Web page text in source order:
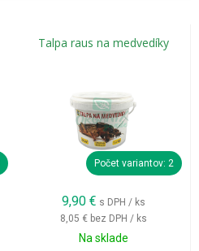
Talpa raus na medvedíky
Počet variantov: 2
9,90 € s DPH / ks
8,05 € bez DPH / ks
Na sklade